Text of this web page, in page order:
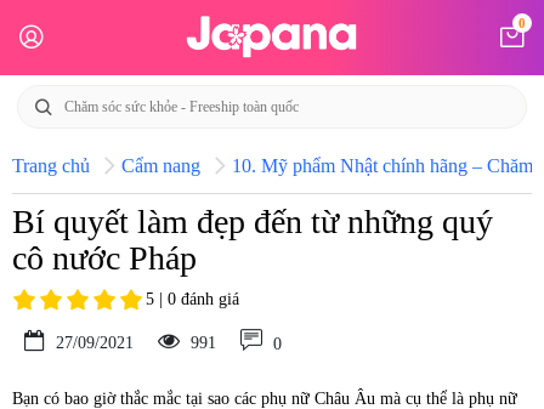
0
Trang chủ Cẩm nang 10. Mỹ phẩm Nhật chính hãng – Chăm
Bí quyết làm đẹp đến từ những quý
cô nước Pháp
5 | 0 đánh giá
27/09/2021 991 0
Bạn có bao giờ thắc mắc tại sao các phụ nữ Châu Âu mà cụ thể là phụ nữ